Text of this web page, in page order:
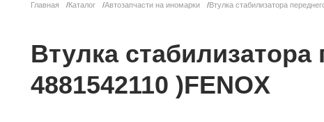
Главная Каталог Автозапчасти на иномарки Втулка стабилизатора
Втулка стабилизатора
4881542110 )FENOX